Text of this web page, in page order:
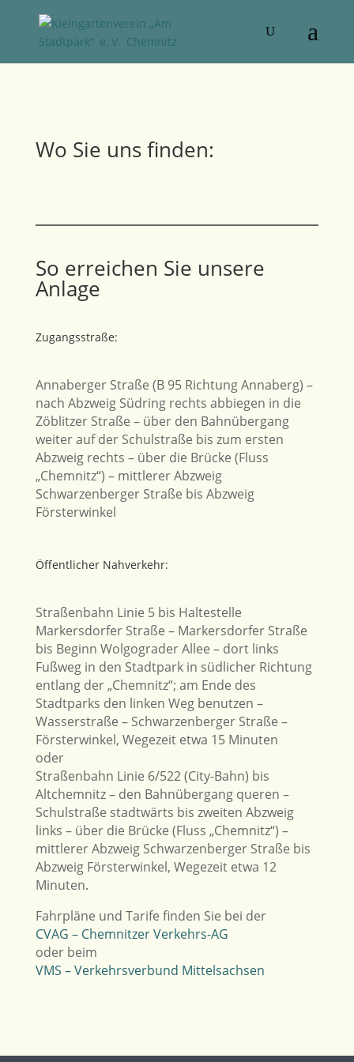
Wo Sie uns finden:
So erreichen Sie unsere
Anlage
Zugangsstraße:
Annaberger Straße (B 95 Richtung Annaberg) –
nach Abzweig Südring rechts abbiegen in die
Zöblitzer Straße – über den Bahnübergang
weiter auf der Schulstraße bis zum ersten
Abzweig rechts – über die Brücke (Fluss
„Chemnitz“) – mittlerer Abzweig
Schwarzenberger Straße bis Abzweig
Försterwinkel
Öffentlicher Nahverkehr:
Straßenbahn Linie 5 bis Haltestelle
Markersdorfer Straße – Markersdorfer Straße
bis Beginn Wolgograder Allee – dort links
Fußweg in den Stadtpark in südlicher Richtung
entlang der „Chemnitz“; am Ende des
Stadtparks den linken Weg benutzen –
Wasserstraße – Schwarzenberger Straße –
Försterwinkel, Wege­zeit etwa 15 Minuten
oder
Straßenbahn Linie 6/522 (City-Bahn) bis
Altchemnitz – den Bahnübergang queren –
Schulstraße stadtwärts bis zweiten Abzweig
links – über die Brücke (Fluss „Chemnitz“) –
mittlerer Abzweig Schwarzenberger Straße bis
Abzweig Försterwinkel, Wegezeit etwa 12
Minuten.
Fahrpläne und Tarife finden Sie bei der
CVAG – Chemnitzer Verkehrs-AG
oder beim
VMS – Verkehrsverbund Mittelsachsen